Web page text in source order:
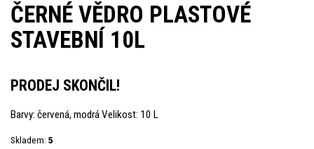
ČERNÉ VĚDRO PLASTOVÉ
STAVEBNÍ 10L
PRODEJ SKONČIL!
Barvy: červená, modrá Velikost: 10 L
Skladem: 5